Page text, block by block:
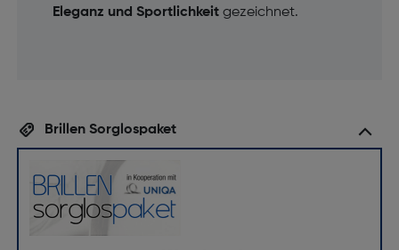
Eleganz und Sportlichkeitgezeichnet.
Brillen Sorglospaket